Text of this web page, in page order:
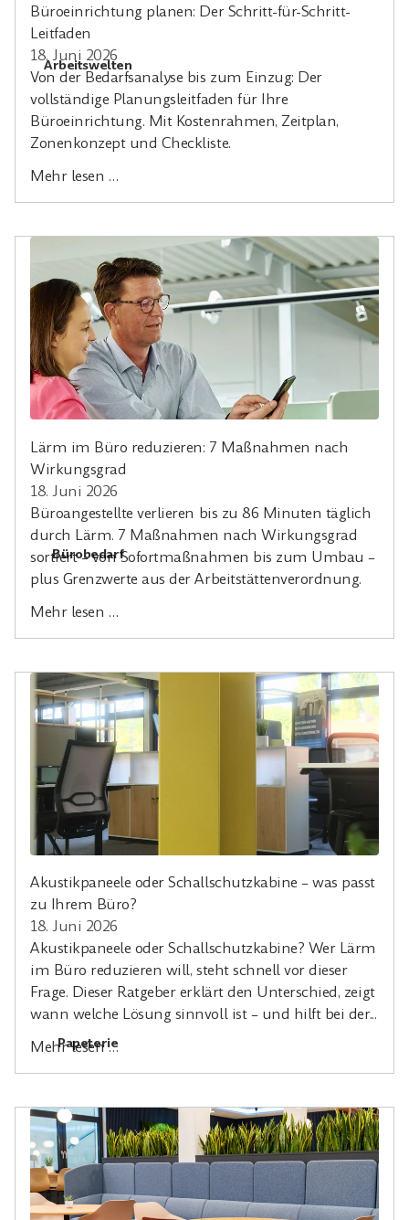
Arbeitswelten
Bürobedarf
Papeterie
Büroeinrichtung planen: Der Schritt-für-Schritt-
Leitfaden
18. Juni 2026
Von der Bedarfsanalyse bis zum Einzug: Der
vollständige Planungsleitfaden für Ihre
Büroeinrichtung. Mit Kostenrahmen, Zeitplan,
Zonenkonzept und Checkliste.
Mehr lesen …
Lärm im Büro reduzieren: 7 Maßnahmen nach
Wirkungsgrad
18. Juni 2026
Büroangestellte verlieren bis zu 86 Minuten täglich
durch Lärm. 7 Maßnahmen nach Wirkungsgrad
sortiert – von Sofortmaßnahmen bis zum Umbau –
plus Grenzwerte aus der Arbeitstättenverordnung.
Mehr lesen …
Akustikpaneele oder Schallschutzkabine – was passt
zu Ihrem Büro?
18. Juni 2026
Akustikpaneele oder Schallschutzkabine? Wer Lärm
im Büro reduzieren will, steht schnell vor dieser
Frage. Dieser Ratgeber erklärt den Unterschied, zeigt
wann welche Lösung sinnvoll ist – und hilft bei der...
Mehr lesen …